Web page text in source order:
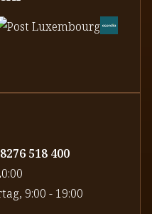
518 400
9:00 - 19:00